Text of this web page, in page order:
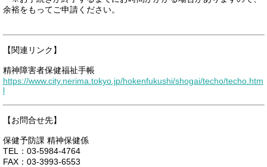
余裕をもってご申請ください。
【関連リンク】
精神障害者保健福祉手帳
https://www.city.nerima.tokyo.jp/hokenfukushi/shogai/techo/techo.htm
l
【お問合せ先】
保健予防課 精神保健係
TEL：03-5984-4764
FAX：03-3993-6553